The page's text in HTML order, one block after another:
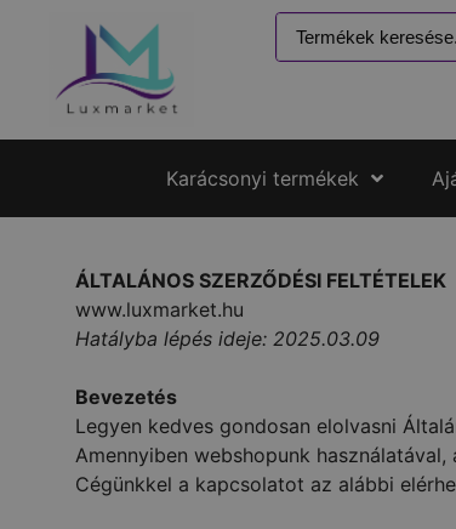
Karácsonyi termékek
ÁLTALÁNOS SZERZŐDÉSI FELTÉTELEK
www.luxmarket.hu
Hatályba lépés ideje: 2025.03.09
Bevezetés
Legyen kedves gondosan elolvasni
Amennyiben webshopunk
Cégünkkel a kapcsolatot az alábbi